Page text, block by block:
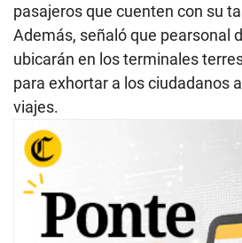
pasajeros que cuenten con su
Además, señaló que pearsonal
ubicarán en los terminales
para exhortar a los ciudadanos
viajes.